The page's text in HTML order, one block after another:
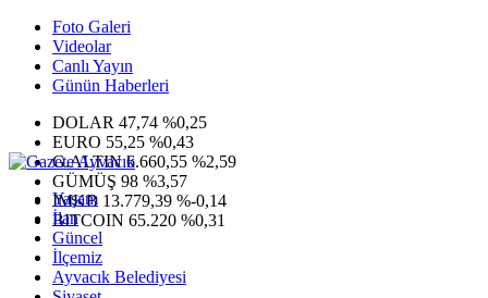
Foto Galeri
Videolar
Canlı Yayın
Günün Haberleri
DOLAR 47,74 %0,25
EURO 55,25 %0,43
G.ALTIN6.660,55 %2,59
GÜMÜŞ 98 %3,57
IMKB 13.779,39 %-0,14
BITCOIN 65.220 %0,31
Yaşam
İlan
Güncel
İlçemiz
Ayvacık Belediyesi